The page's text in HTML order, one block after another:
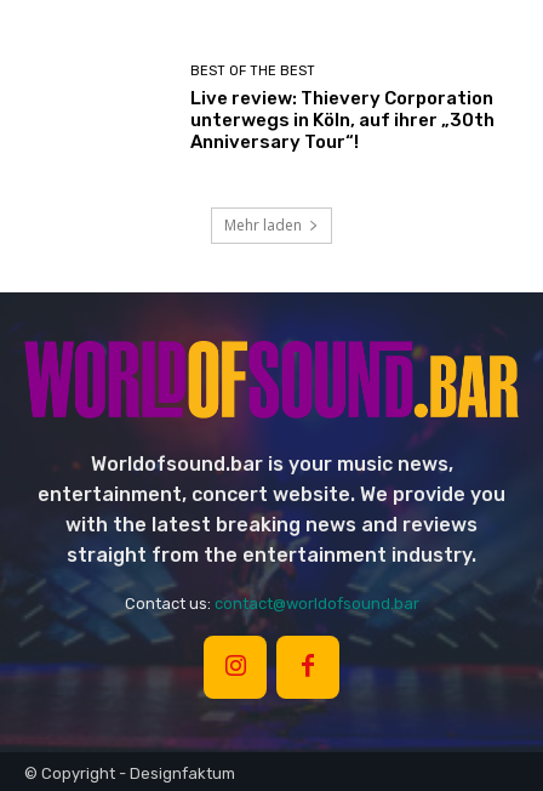
BEST OF THE BEST
Live review: Thievery Corporation
unterwegs in Köln, auf ihrer „30th
Anniversary Tour“!
Mehr laden
Worldofsound.bar is your music news,
entertainment, concert website. We provide you
with the latest breaking news and reviews
straight from the entertainment industry.
Contact us: contact@worldofsound.bar
© Copyright - Designfaktum